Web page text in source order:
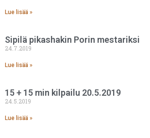
Lue lisää »
Sipilä pikashakin Porin mestariksi
24.7.2019
Lue lisää »
15 + 15 min kilpailu 20.5.2019
24.5.2019
Lue lisää »